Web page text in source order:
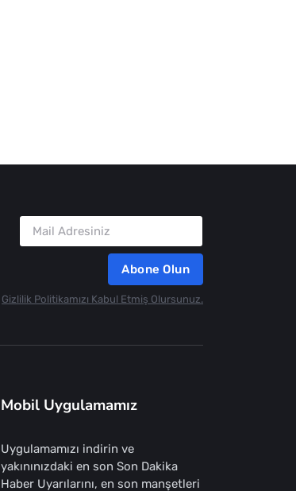
Abone Olun
Gizlilik Politikamızı Kabul Etmiş Olursunuz.
Mobil Uygulamamız
Uygulamamızı indirin ve
yakınınızdaki en son Son Dakika
Haber Uyarılarını, en son manşetleri